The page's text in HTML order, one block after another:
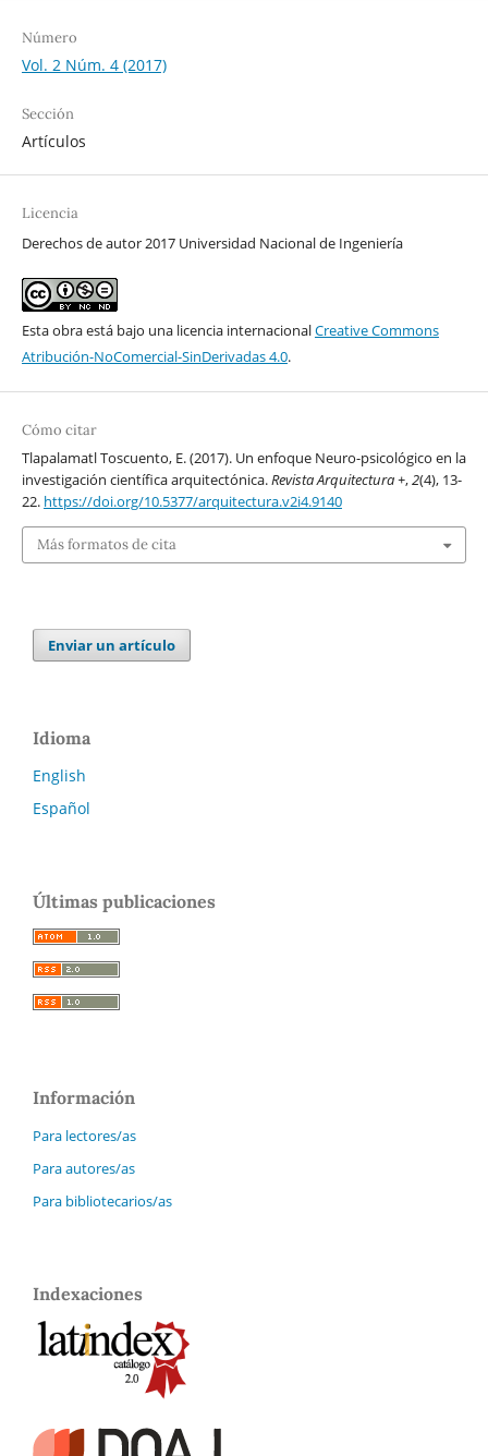
Número
Vol. 2 Núm. 4 (2017)
Sección
Artículos
Licencia
Derechos de autor 2017 Universidad Nacional de Ingeniería
Esta obra está bajo una licencia internacionalCreative Commons
Atribución-NoComercial-SinDerivadas 4.0.
Cómo citar
Tlapalamatl Toscuento, E. (2017). Un enfoque Neuro-psicológico en la
investigación científica arquitectónica.Revista Arquitectura +,2(4), 13-
22. https://doi.org/10.5377/arquitectura.v2i4.9140
Más formatos de cita
Enviar un artículo
Idioma
English
Español
Últimas publicaciones
Información
Para lectores/as
Para autores/as
Para bibliotecarios/as
Indexaciones